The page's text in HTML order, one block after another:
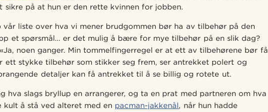
sikre på at hun er den rette kvinnen for jobben.
liste over hva vi mener brudgommen bør ha av tilbehør på den
et spørsmål… er det mulig å bære for mye tilbehør på en slik dag?
noen ganger. Min tommelfingerregel er at ett av tilbehørene bør få
ett stykke tilbehør som stikker seg frem, ser antrekket polert og
detaljer kan få antrekket til å se billig og rotete ut.
hva slags bryllup en arrangerer, og ta en prat med partneren om hva
kult å stå ved alteret med en pacman-jakkenål, når hun hadde